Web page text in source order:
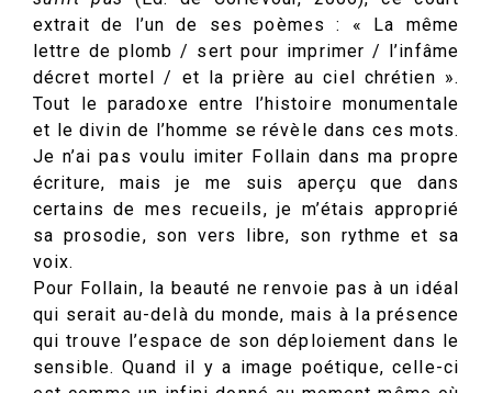
extrait de l’un de ses poèmes : « La même
lettre de plomb / sert pour imprimer / l’infâme
décret mortel / et la prière au ciel chrétien ».
Tout le paradoxe entre l’histoire monumentale
et le divin de l’homme se révèle dans ces mots.
Je n’ai pas voulu imiter Follain dans ma propre
écriture, mais je me suis aperçu que dans
certains de mes recueils, je m’étais approprié
sa prosodie, son vers libre, son rythme et sa
voix.
Pour Follain, la beauté ne renvoie pas à un idéal
qui serait au-delà du monde, mais à la présence
qui trouve l’espace de son déploiement dans le
sensible. Quand il y a image poétique, celle-ci